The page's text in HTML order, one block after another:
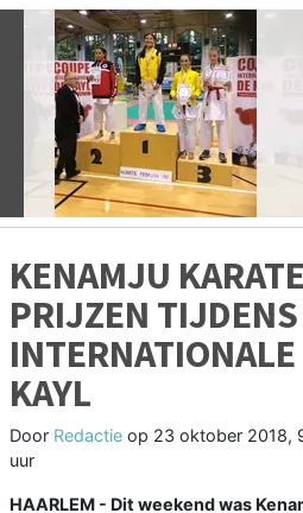
Vorige
KENAMJU
PRIJZEN TIJDENS
INTERNATIONALE
KAYL
Door Redactie op 23 oktober 2018,
uur
HAARLEM - Dit weekend was